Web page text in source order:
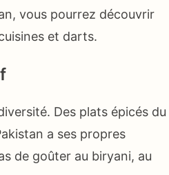
vous pourrez découvrir
et darts.
Des plats épicés du
a ses propres
de goûter au biryani, au